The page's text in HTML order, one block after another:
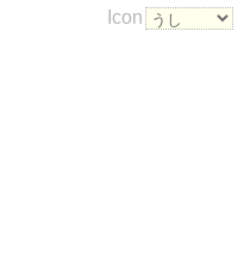
Icon